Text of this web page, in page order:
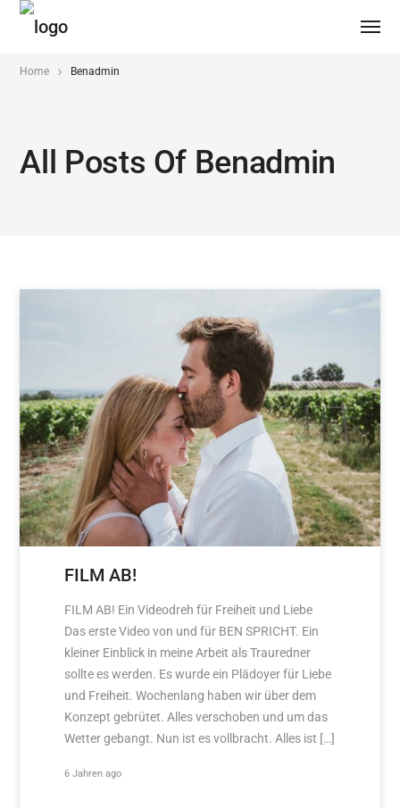
Home Benadmin
All Posts Of Benadmin
FILM AB!
FILM AB! Ein Videodreh für Freiheit und Liebe
Das erste Video von und für BEN SPRICHT. Ein
kleiner Einblick in meine Arbeit als Trauredner
sollte es werden. Es wurde ein Plädoyer für Liebe
und Freiheit. Wochenlang haben wir über dem
Konzept gebrütet. Alles verschoben und um das
Wetter gebangt. Nun ist es vollbracht. Alles ist […]
6 Jahren ago